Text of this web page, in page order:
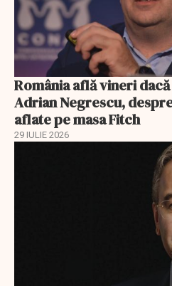
România află vineri
Adrian Negrescu,
aflate pe masa Fitch
29 IULIE 2026